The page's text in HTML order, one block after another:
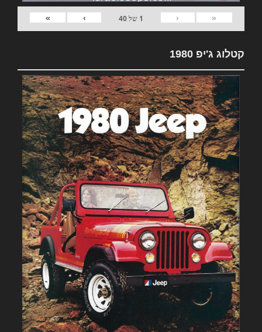
«
‹
1 של40
›
»
קטלוג ג'יפ 1980